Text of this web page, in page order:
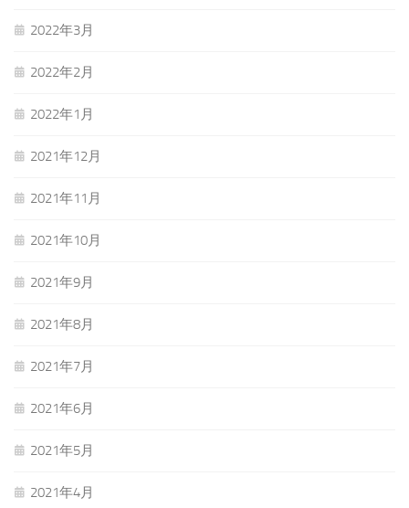
2022年3月
2022年2月
2022年1月
2021年12月
2021年11月
2021年10月
2021年9月
2021年8月
2021年7月
2021年6月
2021年5月
2021年4月